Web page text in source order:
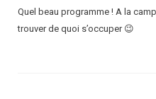
Quel beau programme ! A la
trouver de quoi s’occuper 😉